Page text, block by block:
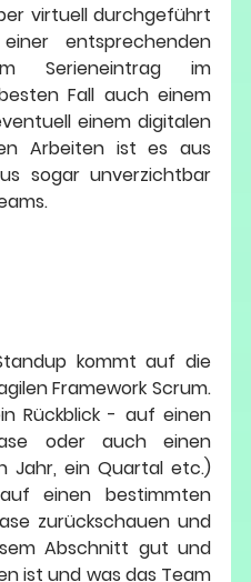
virtuell durchgeführt
entsprechenden
Serieneintrag im
Fall auch einem
einem digitalen
Arbeiten ist es aus
sogar unverzichtbar
kommt auf die
Framework Scrum.
Rückblick - auf einen
oder auch einen
Jahr, ein Quartal etc.)
einen bestimmten
zurückschauen und
Abschnitt gut und
ist und was das Team